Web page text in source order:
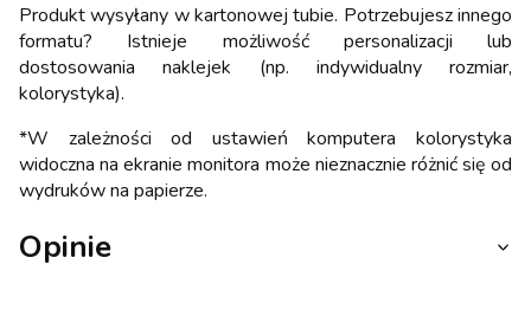
Produkt wysyłany w kartonowej tubie. Potrzebujesz innego
formatu? Istnieje możliwość personalizacji lub
dostosowania naklejek (np. indywidualny rozmiar,
kolorystyka).
*W zależności od ustawień komputera kolorystyka
widoczna na ekranie monitora może nieznacznie różnić się od
wydruków na papierze.
Opinie